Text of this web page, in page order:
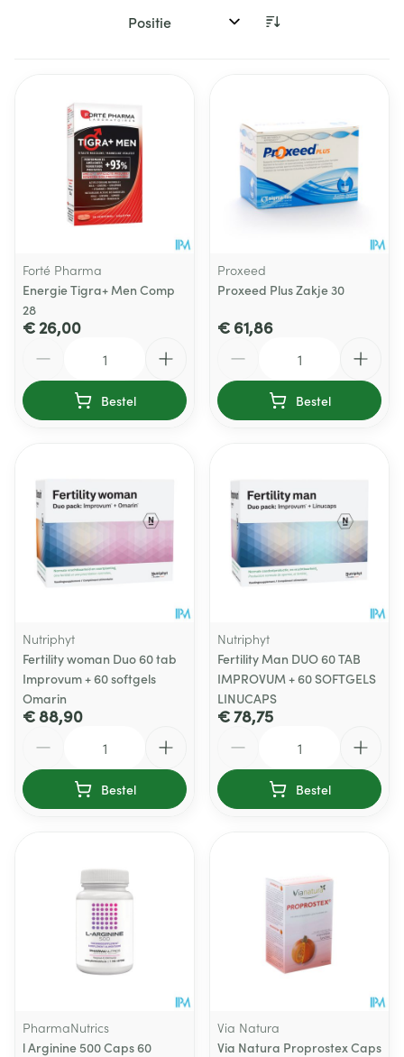
Sorteer op:
Forté Pharma
Energie Tigra+ Men Comp
28
€ 26,00
Bestel
Proxeed
Proxeed Plus Zakje 30
€ 61,86
Bestel
Nutriphyt
Fertility woman Duo 60 tab
Improvum + 60 softgels
Omarin
€ 88,90
Bestel
Nutriphyt
Fertility Man DUO 60 TAB
IMPROVUM + 60 SOFTGELS
LINUCAPS
€ 78,75
Bestel
PharmaNutrics
l Arginine 500 Caps 60
Via Natura
Via Natura Proprostex Caps